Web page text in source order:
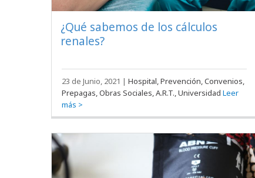
¿Qué sabemos de los cálculos
renales?
23 de Junio, 2021 |Hospital, Prevención, Convenios,
Prepagas, Obras Sociales, A.R.T., Universidad Leer
más >